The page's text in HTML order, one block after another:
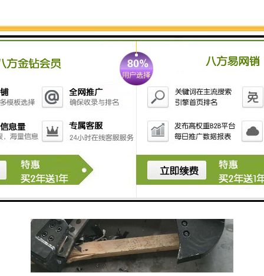
投资成本，安全性提高了，液压鹰嘴剪可以在任何场合
灵活使用。